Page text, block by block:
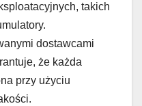
takich
dostawcami
że każda
przy użyciu